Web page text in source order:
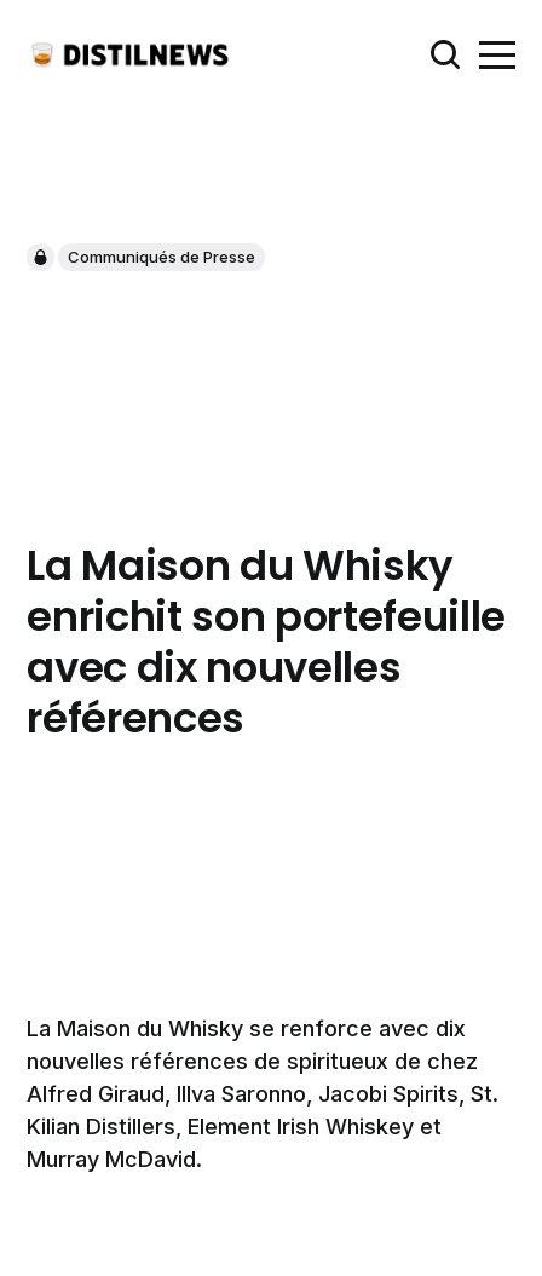
Communiqués de Presse
La Maison du Whisky
enrichit son portefeuille
avec dix nouvelles
références
La Maison du Whisky se renforce avec dix
nouvelles références de spiritueux de chez
Alfred Giraud, Illva Saronno, Jacobi Spirits, St.
Kilian Distillers, Element Irish Whiskey et
Murray McDavid.